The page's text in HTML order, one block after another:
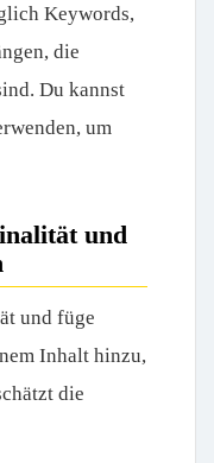
Keywords,
die
Du kannst
um
und
und füge
Inhalt hinzu,
die